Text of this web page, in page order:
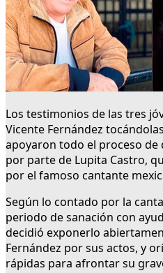
Los testimonios de las tres
Vicente Fernández
apoyaron todo el proceso de
por parte de Lupita Castro,
por el famoso cantante
Según lo contado por la
periodo de sanación con
decidió exponerlo
Fernández por sus actos, y
rápidas para afrontar su